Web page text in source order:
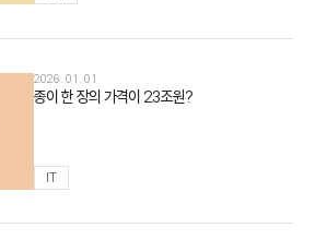
2026. 01. 01
종이 한 장의 가격이 23조원?
IT